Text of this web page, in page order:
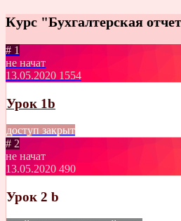
Курс "Бухгалтерская
# 1
не начат
13.05.2020 1554
Урок 1b
доступ закрыт
# 2
не начат
13.05.2020 490
Урок 2 b